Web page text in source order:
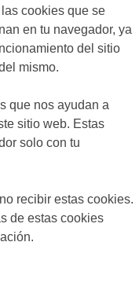
cookies que se
en tu navegador, ya
del sitio
mismo.
que nos ayudan a
sitio web. Estas
solo con tu
recibir estas cookies.
de estas cookies